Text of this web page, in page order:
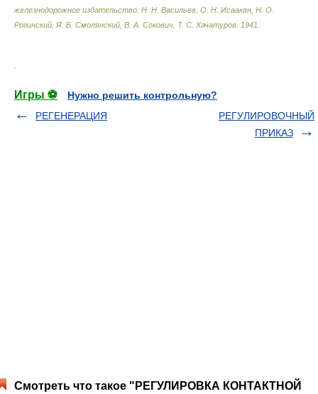
железнодорожное издательство Н. Н. Васильев, О. Н. Исаакян, Н. О.
Рогинский, Я. Б. Смолянский, В. А. Сокович, Т. С. Хачатуров. 1941
Игры ⚽
Нужно решить контрольную?
РЕГЕНЕРАЦИЯ
РЕГУЛИРОВОЧНЫЙ
ПРИКАЗ
Смотреть что такое "РЕГУЛИРОВКА КОНТАКТНОЙ